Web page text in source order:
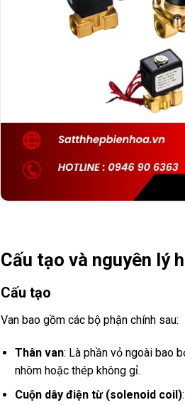
Cấu tạo và nguyên lý
Cấu tạo
Van bao gồm các bộ phận chính sau:
Thân van: Là phần vỏ ngoài bao
nhôm hoặc thép không gỉ.
Cuộn dây điện từ (solenoid coil)